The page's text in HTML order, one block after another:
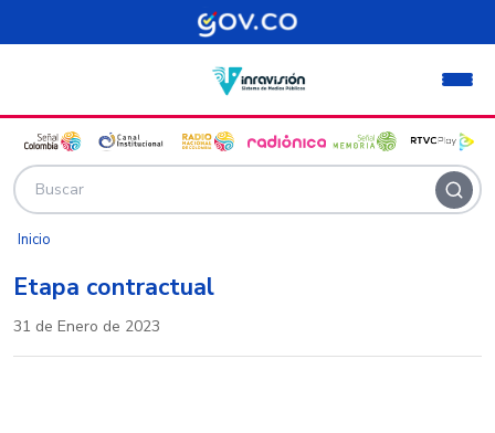
Pasar al contenido principal
Inicio
Etapa contractual
31 de Enero de 2023